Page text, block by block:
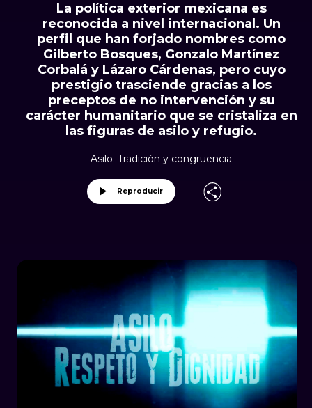
La política exterior mexicana es
reconocida a nivel internacional. Un
perfil que han forjado nombres como
Gilberto Bosques, Gonzalo Martínez
Corbalá y Lázaro Cárdenas, pero cuyo
prestigio trasciende gracias a los
preceptos de no intervención y su
carácter humanitario que se cristaliza en
las figuras de asilo y refugio.
Asilo. Tradición y congruencia
Reproducir